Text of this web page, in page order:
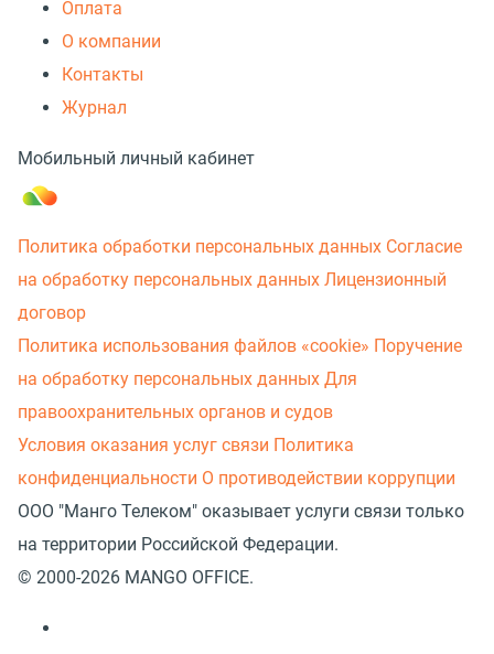
Оплата
О компании
Контакты
Журнал
Мобильный личный кабинет
Политика обработки персональных данных Согласие
на обработку персональных данных Лицензионный
договор
Политика использования файлов «cookie» Поручение
на обработку персональных данных Для
правоохранительных органов и судов
Условия оказания услуг связи Политика
конфиденциальности О противодействии коррупции
ООО "Манго Телеком" оказывает услуги связи только
на территории Российской Федерации.
© 2000-2026 MANGO OFFICE.